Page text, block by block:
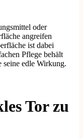
oder
angreifen
ist dabei
Pflege behält
seine edle Wirkung.
Tor zu